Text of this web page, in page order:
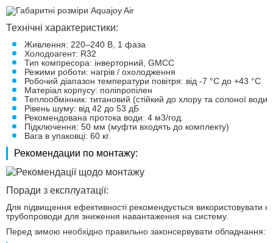
Технічні характеристики:
Живлення: 220–240 В, 1 фаза
Холодоагент: R32
Тип компресора: інверторний, GMCC
Режими роботи: нагрів / охолодження
Робочий діапазон температури повітря: від -7 °C до +43 °C
Матеріал корпусу: поліпропілен
Теплообмінник: титановий (стійкий до хлору та солоної води)
Рівень шуму: від 42 до 53 дБ
Рекомендована протока води: 4 м3/год.
Підключення: 50 мм (муфти входять до комплекту)
Вага в упаковці: 60 кг.
Рекомендации по монтажу:
Поради з експлуатації:
Для підвищення ефективності рекомендується
трубопроводи для зниження навантаження на систему.
Перед зимою необхідно правильно законсервувати обладнання: